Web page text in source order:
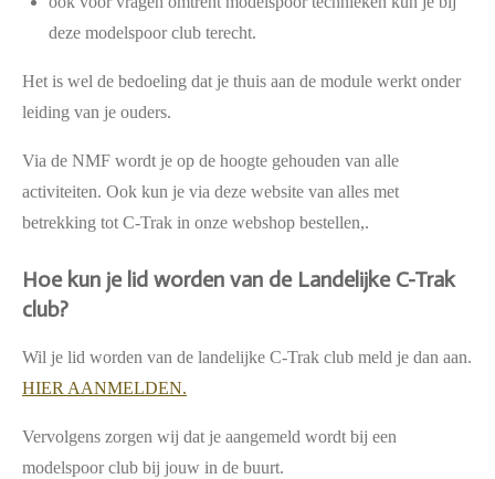
deze modelspoor club terecht.
Het is wel de bedoeling dat je thuis aan de module werkt onder
leiding van je ouders.
Via de NMF wordt je op de hoogte gehouden van alle
activiteiten. Ook kun je via deze website van alles met
betrekking tot C-Trak in onze webshop bestellen,.
Hoe kun je lid worden van de Landelijke C-Trak
club?
Wil je lid worden van de landelijke C-Trak club meld je dan aan.
HIER AANMELDEN.
Vervolgens zorgen wij dat je aangemeld wordt bij een
modelspoor club bij jouw in de buurt.